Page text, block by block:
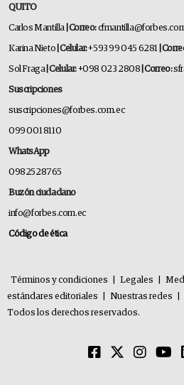
QUITO
Carlos Mantilla | Correo:
Karina Nieto | Celular:+593 99 045 6281 |
Sol Fraga | Celular:+098 023 2808 | Correo:
Suscripciones
suscripciones@forbes.com.ec
099 001 8110
WhatsApp
0982528765
Buzón ciudadano
info@forbes.com.ec
Código de ética
Términos y condiciones Legales
estándares editoriales
Nuestras redes
Todos los derechos reservados.